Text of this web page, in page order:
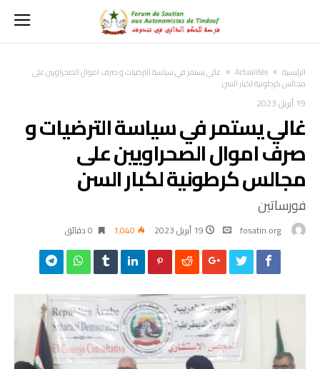
‫الرئيسية‬ Actualités
غالي يستمر في سياسة الترضيات و صرف اموال الصحراويين على
مجالس كرطونية لكبار السن
19 أبريل 2023
غالي يستمر في سياسة الترضيات و
صرف اموال الصحراويين على
مجالس كرطونية لكبار السن
فورساتين
fosatin.org 19 أبريل 2023 1٬040 0 ‫دقائق‬